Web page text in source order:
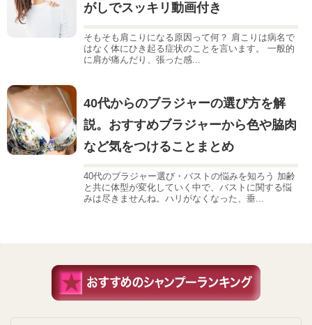
がしでスッキリ動画付き
そもそも肩こりになる原因って何？ 肩こりは病名で
はなく体にひき起る症状のことを言います。 一般的
に肩が痛んだり、張った感...
40代からのブラジャーの選び方を解
説。おすすめブラジャーから色や脇肉
など気をつけることまとめ
40代のブラジャー選び・バストの悩みを知ろう 加齢
と共に体型が変化していく中で、バストに関する悩
みは尽きませんね。ハリがなくなった、垂...